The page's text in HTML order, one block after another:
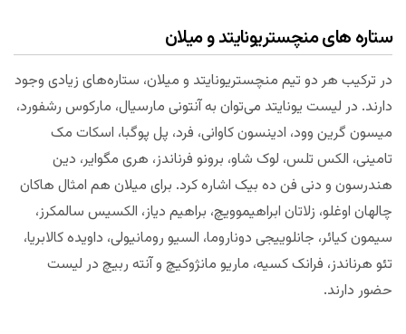
ستاره های منچستریونایتد و میلان
در ترکیب هر دو تیم منچستریونایتد و میلان، ستاره‌های زیادی وجود
دارند. در لیست یونایتد می‌توان به آنتونی مارسیال، مارکوس رشفورد،
میسون گرین وود، ادینسون کاوانی، فرد، پل پوگبا، اسکات مک
تامینی، الکس تلس، لوک شاو، برونو فرناندز، هری مگوایر، دین
هندرسون و دنی فن ده بیک اشاره کرد. برای میلان هم امثال هاکان
چالهان اوغلو، زلاتان ابراهیموویچ، براهیم دیاز، الکسیس سالمکرز،
سیمون کیائر، جانلوییجی دوناروما، السیو رومانیولی، داویده کالابریا،
تئو هرناندز، فرانک کسیه، ماریو مانژوکیچ و آنته ربیچ در لیست
حضور دارند.